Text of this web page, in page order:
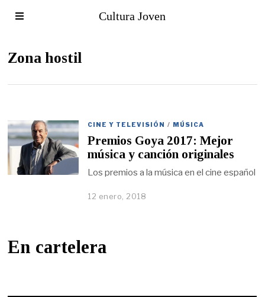
Cultura Joven
Zona hostil
CINE Y TELEVISIÓN / MÚSICA
Premios Goya 2017: Mejor
música y canción originales
Los premios a la música en el cine español
12 enero, 2018
En cartelera